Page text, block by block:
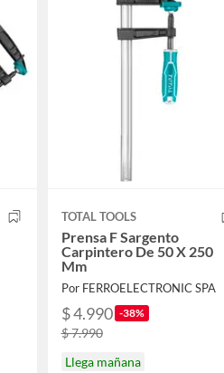
TOTAL TOOLS
Prensa F Sargento
Carpintero De 50 X 250
Mm
Por FERROELECTRONIC SPA
$ 4.990 -38%
$ 7.990
Llega mañana